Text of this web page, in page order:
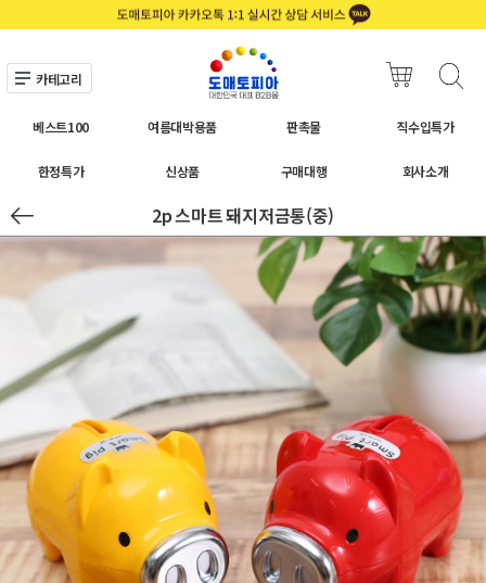
카테고리
베스트100 여름대박용품 판촉물 직수입특가
한정특가 신상품 구매대행 회사소개
2p 스마트 돼지저금통(중)